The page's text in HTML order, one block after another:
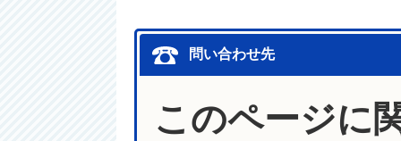
問い合わせ先
このページに